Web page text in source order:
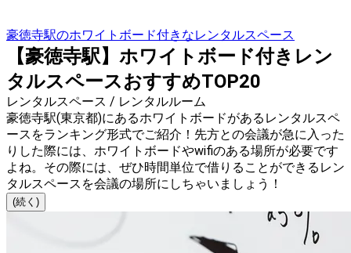
豪徳寺駅のホワイトボード付きなレンタルスペース
【豪徳寺駅】ホワイトボード付きレン
タルスペースおすすめTOP20
レンタルスペース / レンタルルーム
豪徳寺駅(東京都)にあるホワイトボードがあるレンタルスペ
ースをランキング形式でご紹介！先方との会議が急に入った
りした際には、ホワイトボードやwifiのある場所が必要です
よね。その際には、ぜひ時間単位で借りることができるレン
タルスペースを会議の場所にしちゃいましょう！
(続く)